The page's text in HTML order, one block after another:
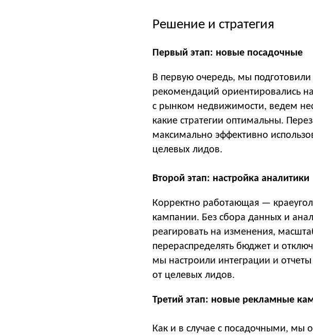
Решение и стратегия
Первый этап: новые посадочные
В первую очередь, мы подготовили
рекомендаций ориентировались
с рынком недвижимости, ведем
какие стратегии оптимальны.
максимально эффективно
целевых лидов.
Второй этап: настройка аналитики
Корректно работающая —
кампании. Без сбора данных и
реагировать на изменения,
перераспределять бюджет и
мы настроили интеграции и
от целевых лидов.
Третий этап: новые рекламные
Как и в случае с посадочными, мы